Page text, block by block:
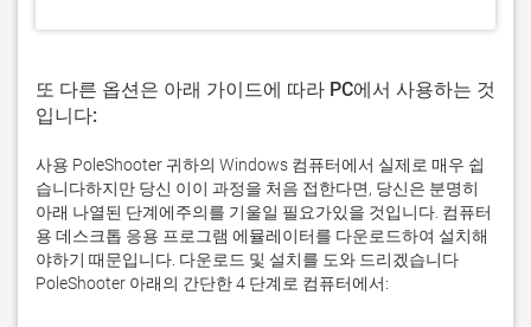
또 다른 옵션은 아래 가이드에 따라 PC에서 사용하는 것
입니다:
사용 PoleShooter 귀하의 Windows 컴퓨터에서 실제로 매우 쉽
습니다하지만 당신 이이 과정을 처음 접한다면, 당신은 분명히
아래 나열된 단계에주의를 기울일 필요가있을 것입니다. 컴퓨터
용 데스크톱 응용 프로그램 에뮬레이터를 다운로드하여 설치해
야하기 때문입니다. 다운로드 및 설치를 도와 드리겠습니다
PoleShooter 아래의 간단한 4 단계로 컴퓨터에서: